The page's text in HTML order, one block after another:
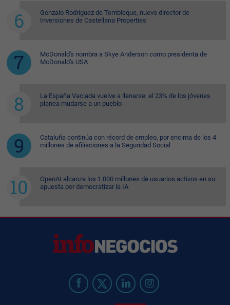
Gonzalo Rodríguez de Tembleque, nuevo director de
Inversiones de Castellana Properties
McDonald's nombra a Skye Anderson como presidenta de
McDonald's USA
La España Vaciada vuelve a llenarse: el 23% de los jóvenes
planea mudarse a un pueblo
Cataluña continúa con récord de empleo, por encima de los 4
millones de afiliaciones a la Seguridad Social
OpenAI alcanza los 1.000 millones de usuarios activos en su
apuesta por democratizar la IA